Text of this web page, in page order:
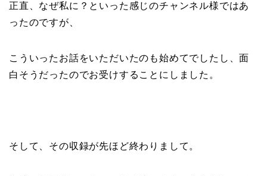
正直、なぜ私に？といった感じのチャンネル様ではあ
ったのですが、
こういったお話をいただいたのも始めてでしたし、面
白そうだったのでお受けすることにしました。
そして、その収録が先ほど終わりまして。